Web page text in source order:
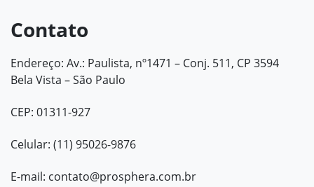
Contato
Endereço: Av.: Paulista, nº1471 – Conj. 511, CP 3594
Bela Vista – São Paulo
CEP: 01311-927
Celular: (11) 95026-9876
E-mail: contato@prosphera.com.br